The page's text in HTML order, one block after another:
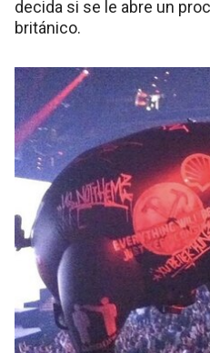
decida si se le abre un
británico.